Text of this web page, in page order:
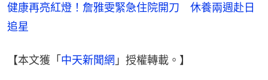
健康再亮紅燈！詹雅雯緊急住院開刀　休養兩週赴日
追星
【本文獲「 中天新聞網 」授權轉載。】